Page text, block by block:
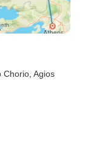
Chorio , Agios